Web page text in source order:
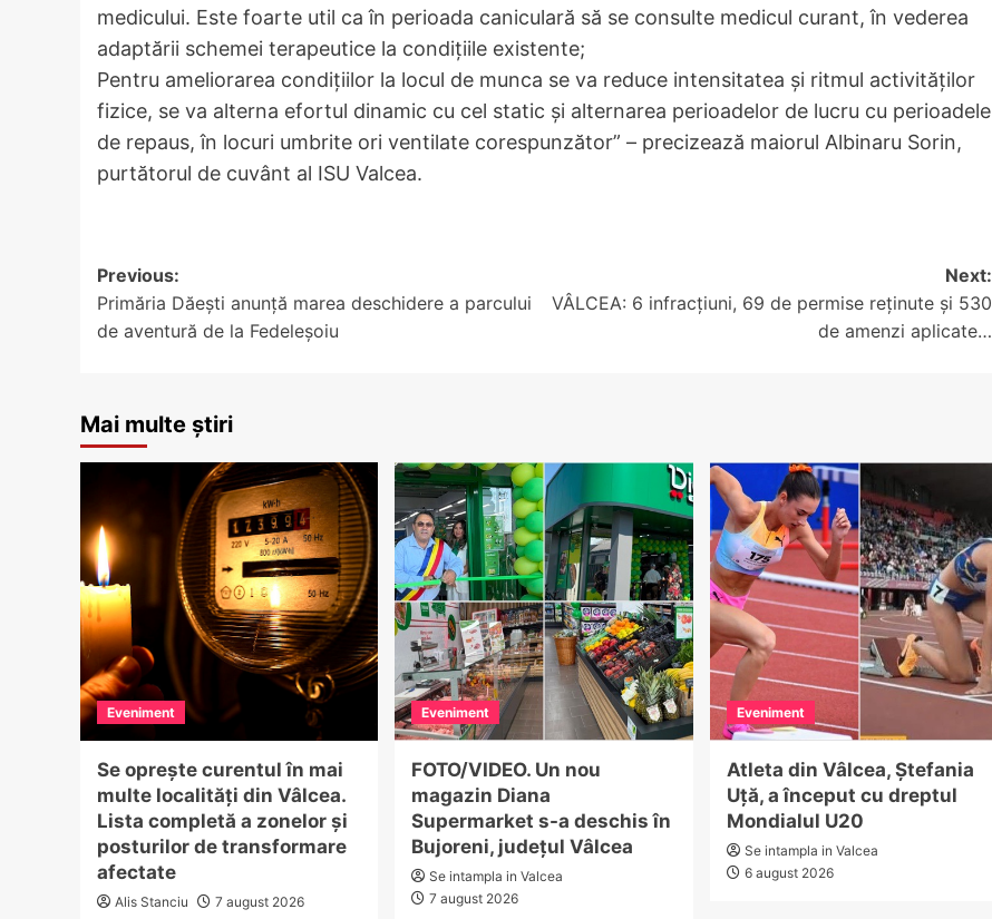
medicului. Este foarte util ca în perioada caniculară să se consulte medicul curant, în vederea
adaptării schemei terapeutice la condițiile existente;
Pentru ameliorarea condițiilor la locul de munca se va reduce intensitatea și ritmul activităților
fizice, se va alterna efortul dinamic cu cel static și alternarea perioadelor de lucru cu perioadele
de repaus, în locuri umbrite ori ventilate corespunzător” – precizează maiorul Albinaru Sorin,
purtătorul de cuvânt al ISU Valcea.
Post
navigation
Previous:
Primăria Dăești anunță marea deschidere a parcului
de aventură de la Fedeleșoiu
Next:
VÂLCEA: 6 infracțiuni, 69 de permise reținute și 530
de amenzi aplicate…
Mai multe știri
Eveniment
Se oprește curentul în mai
multe localități din Vâlcea.
Lista completă a zonelor și
posturilor de transformare
afectate
Alis Stanciu 7 august 2026
Eveniment
FOTO/VIDEO. Un nou
magazin Diana
Supermarket s-a deschis în
Bujoreni, județul Vâlcea
Se intampla in Valcea
7 august 2026
Eveniment
Atleta din Vâlcea, Ștefania
Uță, a început cu dreptul
Mondialul U20
Se intampla in Valcea
6 august 2026